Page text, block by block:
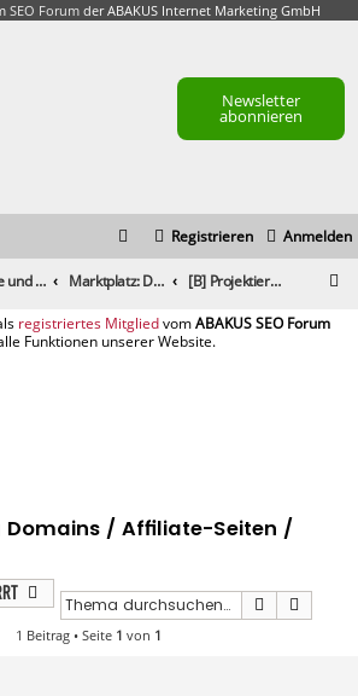
SEO Forumder ABAKUS Internet Marketing GmbH
Newsletter
abonnieren
Anmelden
Registrieren
Jobbörse und Marktplatz Marktplatz: Dienstleistungen [B] Projektierung Domains / Affiliate-Seiten / 200€ netto
registriertes Mitglied
Domains / Affiliate-Seiten /
Suche
1 Beitrag • Seite 1 von 1